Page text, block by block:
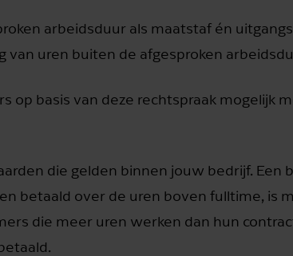
arbeidsduur als maatstaf én
van uren buiten de afgesproken
op basis van deze rechtspraak mogelijk
die gelden binnen jouw bedrijf. Een
betaald over de uren boven fulltime, is
die meer uren werken dan hun